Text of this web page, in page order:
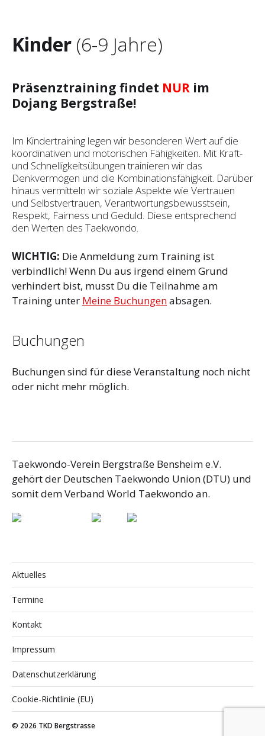
Kinder (6-9 Jahre)
Präsenztraining findet NUR im
Dojang Bergstraße!
Im Kindertraining legen wir besonderen Wert auf die
koordinativen und motorischen Fähigkeiten. Mit Kraft-
und Schnelligkeitsübungen trainieren wir das
Denkvermögen und die Kombinationsfähigkeit. Darüber
hinaus vermitteln wir soziale Aspekte wie Vertrauen
und Selbst­vertrauen, Verantwortungsbewusstsein,
Respekt, Fairness und Geduld. Diese entsprechend
den Werten des Taekwondo.
WICHTIG: Die Anmeldung zum Training ist
verbindlich! Wenn Du aus irgend einem Grund
verhindert bist, musst Du die Teilnahme am
Training unter Meine Buchungenabsagen.
Buchungen
Buchungen sind für diese Veranstaltung noch nicht
oder nicht mehr möglich.
Taekwondo-Verein Bergstraße Bensheim e.V.
gehört der Deutschen Taekwondo Union (DTU) und
somit dem Verband World Taekwondo an.
Aktuelles
Termine
Kontakt
Impressum
Datenschutzerklärung
Cookie-Richtlinie (EU)
© 2026 TKD Bergstrasse